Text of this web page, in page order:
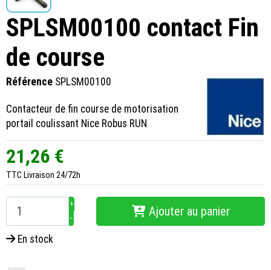
SPLSM00100 contact Fin
de course
Référence SPLSM00100
Contacteur de fin course de motorisation
portail coulissant Nice Robus RUN
21,26 €
TTC Livraison 24/72h
+
−
Ajouter au panier
En stock